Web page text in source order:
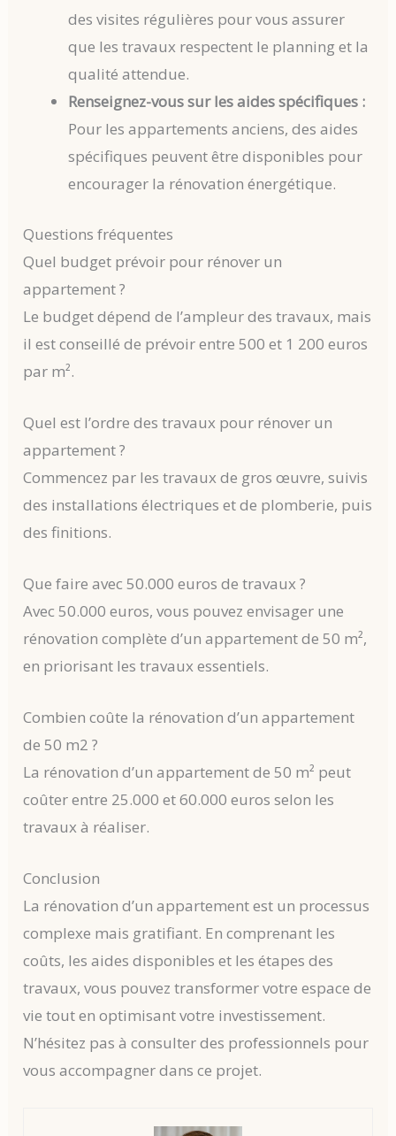
des visites régulières pour vous assurer
que les travaux respectent le planning et la
qualité attendue.
Renseignez-vous sur les aides spécifiques :
Pour les appartements anciens, des aides
spécifiques peuvent être disponibles pour
encourager la rénovation énergétique.
Questions fréquentes
Quel budget prévoir pour rénover un
appartement ?
Le budget dépend de l’ampleur des travaux, mais
il est conseillé de prévoir entre 500 et 1 200 euros
par m².
Quel est l’ordre des travaux pour rénover un
appartement ?
Commencez par les travaux de gros œuvre, suivis
des installations électriques et de plomberie, puis
des finitions.
Que faire avec 50.000 euros de travaux ?
Avec 50.000 euros, vous pouvez envisager une
rénovation complète d’un appartement de 50 m²,
en priorisant les travaux essentiels.
Combien coûte la rénovation d’un appartement
de 50 m2 ?
La rénovation d’un appartement de 50 m² peut
coûter entre 25.000 et 60.000 euros selon les
travaux à réaliser.
Conclusion
La rénovation d’un appartement est un processus
complexe mais gratifiant. En comprenant les
coûts, les aides disponibles et les étapes des
travaux, vous pouvez transformer votre espace de
vie tout en optimisant votre investissement.
N’hésitez pas à consulter des professionnels pour
vous accompagner dans ce projet.